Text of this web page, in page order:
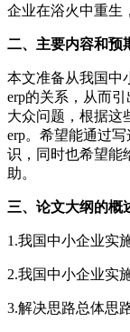
企业在浴火中重生
二、主要内容和预
本文准备从我国中
erp的关系，从而
大众问题，根据这
erp。希望能通过
识，同时也希望能
助。
三、论文大纲的概
1.我国中小企业实
2.我国中小企业实
3.解决思路总体思